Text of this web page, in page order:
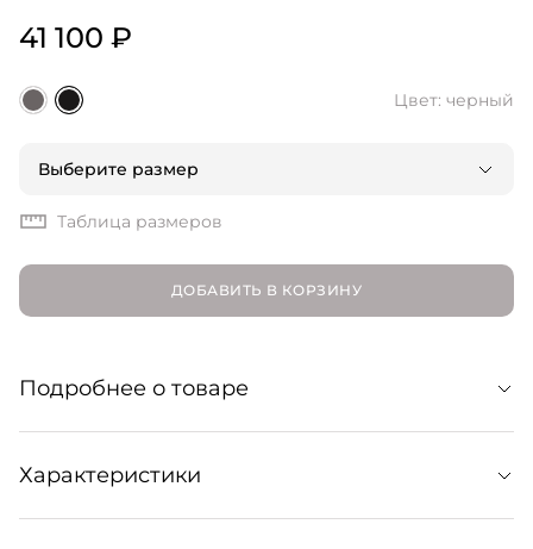
41 100 ₽
Цвет: черный
Выберите размер
Таблица размеров
ДОБАВИТЬ В КОРЗИНУ
Подробнее о товаре
Топ-поло на пуговицах по всей длине — настоящая
находка нового сезона. Благодаря лаконичному
дизайну и универсальному цвету поддержит
Характеристики